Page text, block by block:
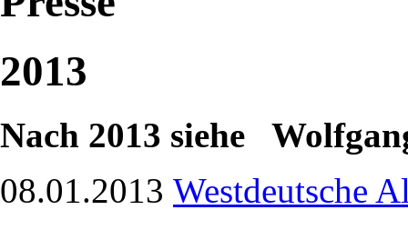
2013
Nach 2013 siehe
08.01.2013 Westdeutsche